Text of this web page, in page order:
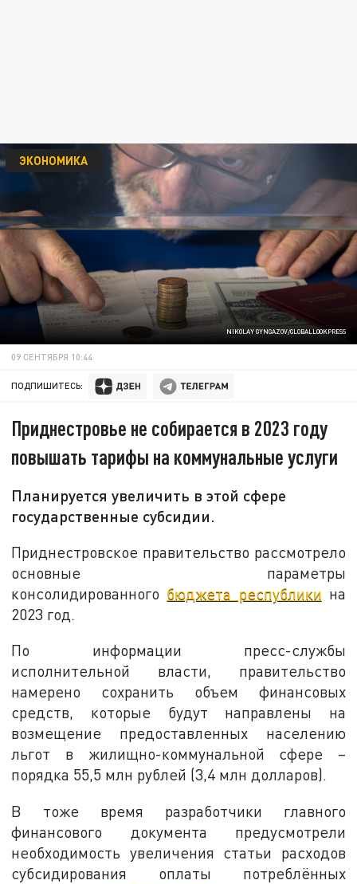
NIKOLAY GYNGAZOV/GLOBALLOOKPRESS
ЭКОНОМИКА
09 СЕНТЯБРЯ 10:44
ПОДПИШИТЕСЬ:
Приднестровье не собирается в 2023 году
повышать тарифы на коммунальные услуги
Планируется увеличить в этой сфере
государственные субсидии.
Приднестровское правительство рассмотрело
основные параметры
консолидированного бюджета республики на
2023 год.
По информации пресс-службы
исполнительной власти, правительство
намерено сохранить объем финансовых
средств, которые будут направлены на
возмещение предоставленных населению
льгот в жилищно-коммунальной сфере –
порядка 55,5 млн рублей (3,4 млн долларов).
В тоже время разработчики главного
финансового документа предусмотрели
необходимость увеличения статьи расходов
субсидирования оплаты потреблённых